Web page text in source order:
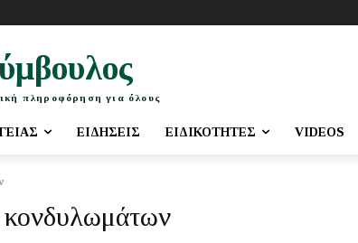
πληροφόρηση για όλους
ΕΙΔΉΣΕΙΣ ΕΙΔΙΚΌΤΗΤΕΣ VIDEOS
κονδυλωμάτων